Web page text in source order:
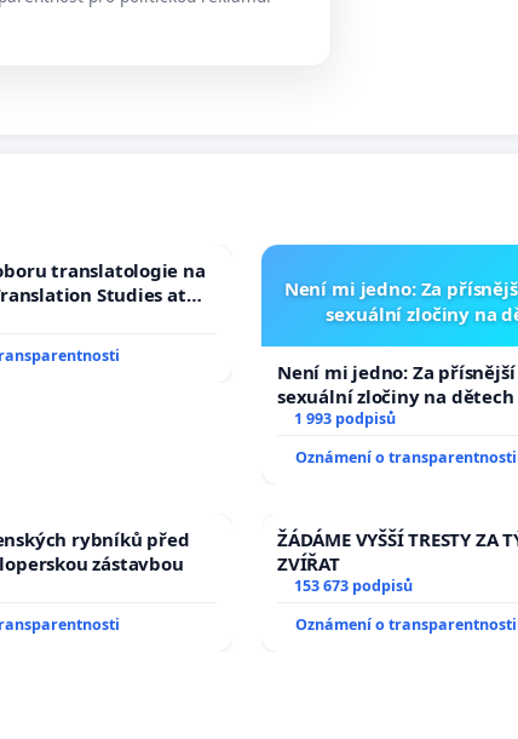
translatologie na
Studies at
Charles
Není mi jedno: Za
sexuální zločiny na
Není mi jedno: Za
sexuální zločiny na dětech
1 993 podpisů
Oznámení o transparentnosti
rybníků před
zástavbou
ŽÁDÁME VYŠŠÍ TRESTY ZA
ZVÍŘAT
153 673 podpisů
Oznámení o transparentnosti